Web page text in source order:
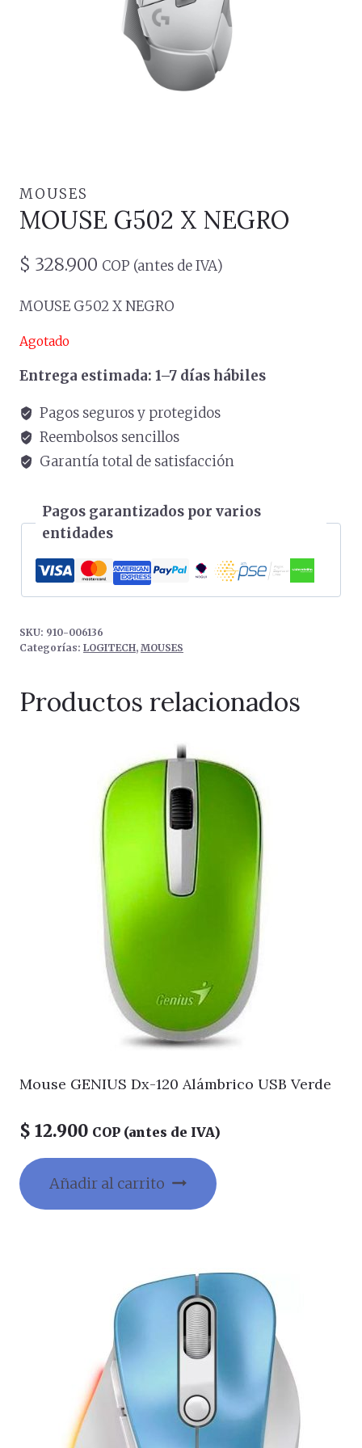
MOUSES
MOUSE G502 X NEGRO
$ 328.900 COP (antes de IVA)
MOUSE G502 X NEGRO
Agotado
Entrega estimada: 1–7 días hábiles
Pagos seguros y protegidos
Reembolsos sencillos
Garantía total de satisfacción
Pagos garantizados por varios
entidades
SKU: 910-006136
Categorías: LOGITECH, MOUSES
Productos relacionados
Mouse GENIUS Dx-120 Alámbrico USB Verde
$ 12.900 COP (antes de IVA)
Añadir al carrito